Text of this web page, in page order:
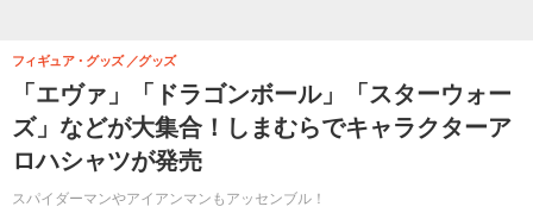
「エヴァ」「ドラゴンボール」「スターウォー
ズ」などが大集合！しまむらでキャラクターア
ロハシャツが発売
スパイダーマンやアイアンマンもアッセンブル！
フィギュア・グッズ グッズ